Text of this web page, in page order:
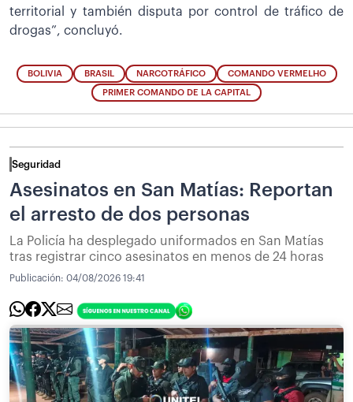
territorial y también disputa por control de tráfico de
drogas”, concluyó.
BOLIVIA BRASIL NARCOTRÁFICO COMANDO VERMELHO
PRIMER COMANDO DE LA CAPITAL
Seguridad
Asesinatos en San Matías: Reportan
el arresto de dos personas
La Policía ha desplegado uniformados en San Matías
tras registrar cinco asesinatos en menos de 24 horas
Publicación: 04/08/2026 19:41